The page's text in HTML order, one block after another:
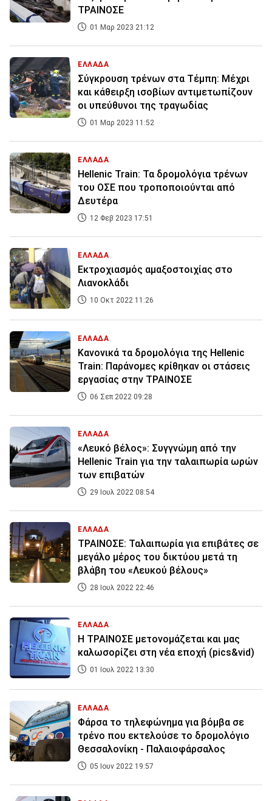
ΤΡΑΙΝΟΣΕ
01 Μαρ 2023 21:12
ΕΛΛΑΔΑ
Σύγκρουση τρένων στα Τέμπη: Μέχρι
και κάθειρξη ισοβίων αντιμετωπίζουν
οι υπεύθυνοι της τραγωδίας
01 Μαρ 2023 11:52
ΕΛΛΑΔΑ
Hellenic Train: Τα δρομολόγια τρένων
του ΟΣΕ που τροποποιούνται από
Δευτέρα
12 Φεβ 2023 17:51
ΕΛΛΑΔΑ
Εκτροχιασμός αμαξοστοιχίας στο
Λιανοκλάδι
10 Οκτ 2022 11:26
ΕΛΛΑΔΑ
Κανονικά τα δρομολόγια της Hellenic
Train: Παράνομες κρίθηκαν οι στάσεις
εργασίας στην ΤΡΑΙΝΟΣΕ
06 Σεπ 2022 09:28
ΕΛΛΑΔΑ
«Λευκό βέλος»: Συγγνώμη από την
Hellenic Train για την ταλαιπωρία ωρών
των επιβατών
29 Ιουλ 2022 08:54
ΕΛΛΑΔΑ
ΤΡΑΙΝΟΣΕ: Ταλαιπωρία για επιβάτες σε
μεγάλο μέρος του δικτύου μετά τη
βλάβη του «Λευκού βέλους»
28 Ιουλ 2022 22:46
ΕΛΛΑΔΑ
Η ΤΡΑΙΝΟΣΕ μετονομάζεται και μας
καλωσορίζει στη νέα εποχή (pics&vid)
01 Ιουλ 2022 13:30
ΕΛΛΑΔΑ
Φάρσα το τηλεφώνημα για βόμβα σε
τρένο που εκτελούσε το δρομολόγιο
Θεσσαλονίκη - Παλαιοφάρσαλος
05 Ιουν 2022 19:57